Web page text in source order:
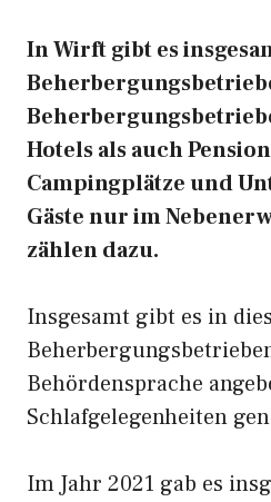
In Wirft gibt es
Hotels als auch
Campingplätze und
Gäste nur im
zählen dazu.
Insgesamt gibt es in
Behördensprache
Schlafgelegenheiten
Im Jahr 2021 gab es